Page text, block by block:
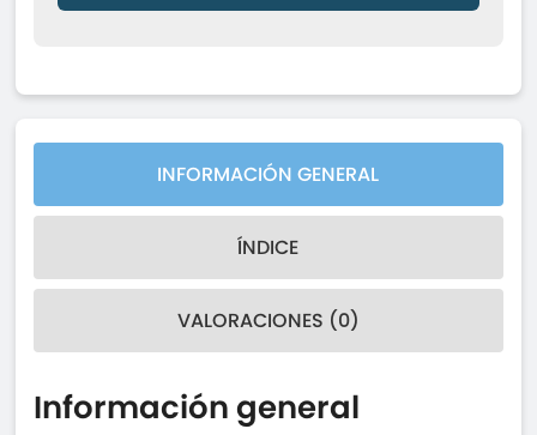
INFORMACIÓN GENERAL
ÍNDICE
VALORACIONES (0)
Información general